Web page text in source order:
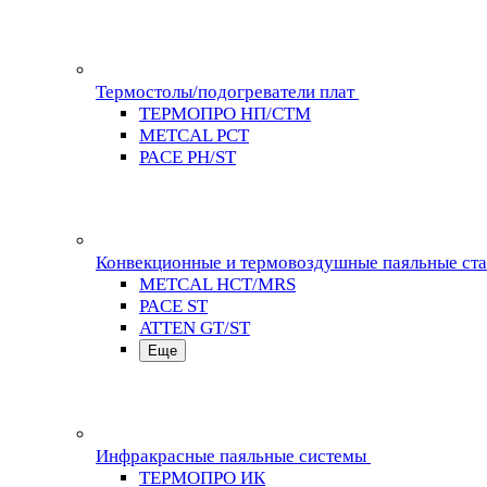
Термостолы/подогреватели плат
ТЕРМОПРО НП/СТМ
METCAL PCT
PACE PH/ST
Конвекционные и термовоздушные паяльные
METCAL HCT/MRS
PACE ST
ATTEN GT/ST
Еще
Инфракрасные паяльные системы
ТЕРМОПРО ИК